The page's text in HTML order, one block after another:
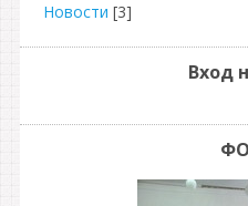
Новости [3]
Вход